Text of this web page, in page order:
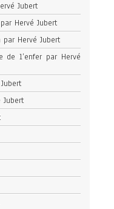
Jubert
Hervé Jubert
Hervé Jubert
l’enfer par Hervé